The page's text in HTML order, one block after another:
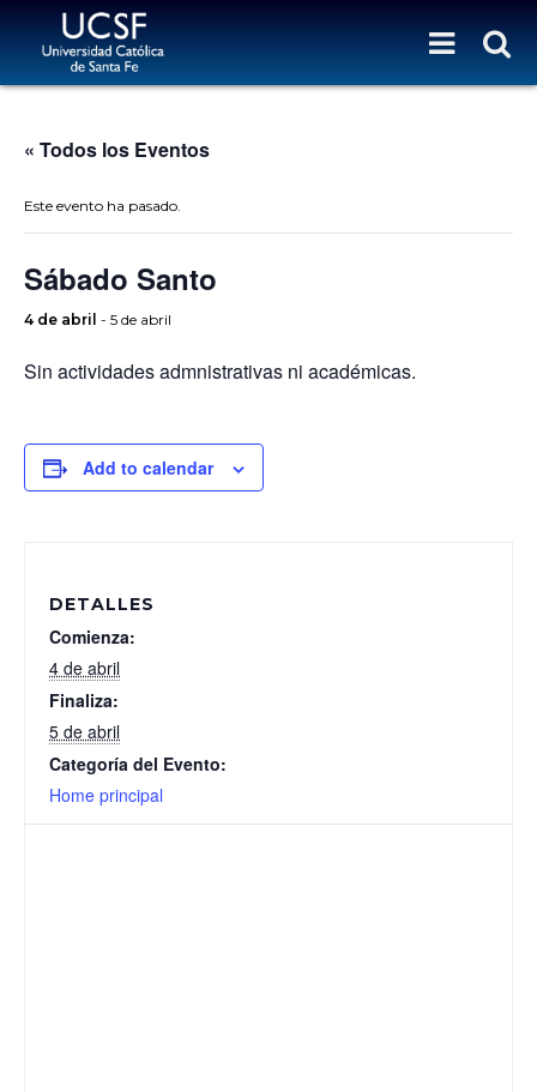
« Todos los Eventos
Este evento ha pasado.
Sábado Santo
4 de abril - 5 de abril
Sin actividades admnistrativas ni académicas.
Add to calendar
DETALLES
Comienza:
4 de abril
Finaliza:
5 de abril
Categoría del Evento:
Home principal